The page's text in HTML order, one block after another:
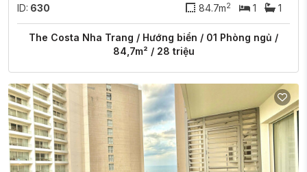
ID: 630 84.7m2 1 1
The Costa Nha Trang / Hướng biển / 01 Phòng ngủ /
84,7m² / 28 triệu